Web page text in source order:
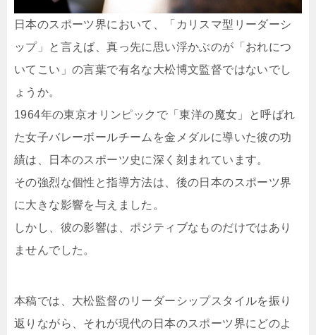
日本のスポーツ界において、「カリスマ型リーダーシ
ップ」と言えば、真っ先に思い浮かぶのが「おれにつ
いてこい」の言葉で有名な大松博文監督ではないでし
ょうか。
1964年の東京オリンピックで「東洋の魔女」と呼ばれ
た女子バレーボールチームを金メダルに導いた彼の功
績は、日本のスポーツ史に深く刻まれています。
その強烈な個性と指導方法は、後の日本のスポーツ界
に大きな影響を与えました。
しかし、彼の影響は、ポジティブなものだけではあり
ませんでした。
本稿では、大松監督のリーダーシップスタイルを振り
返りながら、それが現代の日本のスポーツ界にどのよ